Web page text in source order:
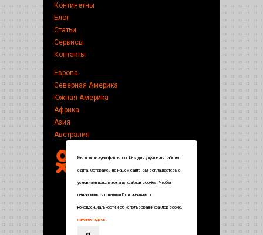
Континетны
Блог
Статьи
Сервисы
Контакты
Европа
Северная Америка
Южная Америка
Африка
Азия
Австралия
Мы используем файлы cookies для улучшения работы
сайта. Оставаясь на нашем сайте, вы соглашаетесь с
условиями использования файлов cookies. Чтобы
ознакомиться с нашими Положениями о
конфиденциальности и об использовании файлов cookie,
нажмите здесь.